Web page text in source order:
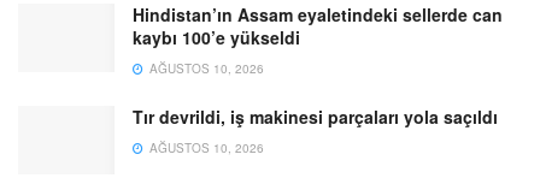
Hindistan’ın Assam eyaletindeki sellerde can
kaybı 100’e yükseldi
AĞUSTOS 10, 2026
Tır devrildi, iş makinesi parçaları yola saçıldı
AĞUSTOS 10, 2026